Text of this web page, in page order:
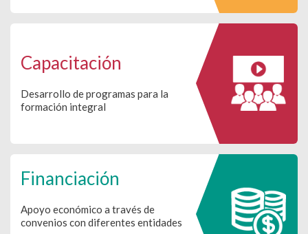
Capacitación
Desarrollo de programas para la
formación integral
Financiación
Apoyo económico a través de
convenios con diferentes entidades